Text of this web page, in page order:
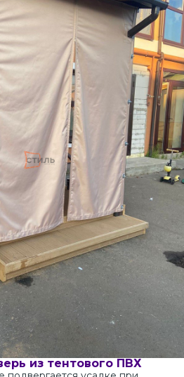
из тентового ПВХ